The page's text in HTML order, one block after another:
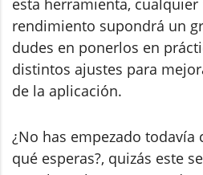
esta herramienta,
rendimiento supondrá un
dudes en ponerlos en
distintos ajustes para
de la aplicación.
¿No has empezado todavía
qué esperas?, quizás este